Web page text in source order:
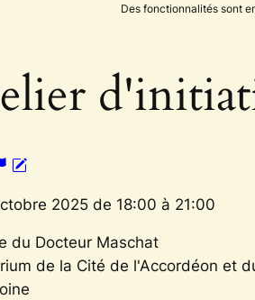
Des fonctionnalités sont
2025 de 18:00 à 21:00
du Docteur Maschat
de la Cité de l'Accordéon et